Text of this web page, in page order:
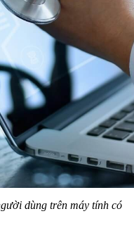
dùng trên máy tính có